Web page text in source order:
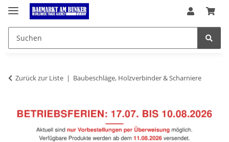
Zurück zur Liste Baubeschläge, Holzverbinder & Scharniere